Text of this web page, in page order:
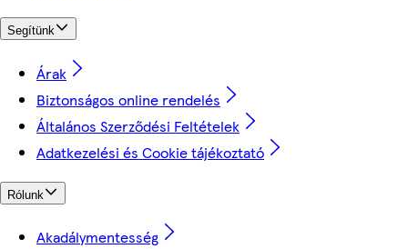
Segítünk
Árak
Biztonságos online rendelés
Általános Szerződési Feltételek
Adatkezelési és Cookie tájékoztató
Rólunk
Akadálymentesség